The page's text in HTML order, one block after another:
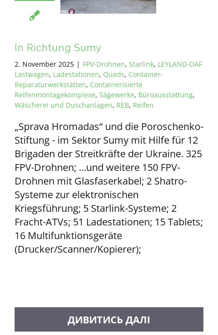
In Richtung Sumy
2. November 2025 | FPV-Drohnen, Starlink, LEYLAND-DAF
Lastwagen, Ladestationen, Quads, Container-
Reparaturwerkstätten, Containerisierte
Reifenmontagekomplexe, Sägewerke, Büroausstattung,
Wäscherei und Duschanlagen, REB, Reifen
„Sprava Hromadas“ und die Poroschenko-
Stiftung - im Sektor Sumy mit Hilfe für 12
Brigaden der Streitkräfte der Ukraine. 325
FPV-Drohnen; ...und weitere 150 FPV-
Drohnen mit Glasfaserkabel; 2 Shatro-
Systeme zur elektronischen
Kriegsführung; 5 Starlink-Systeme; 2
Fracht-ATVs; 51 Ladestationen; 15 Tablets;
16 Multifunktionsgeräte
(Drucker/Scanner/Kopierer);